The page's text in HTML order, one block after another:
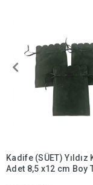
Kadife (SÜET) Yıldız
Adet 8,5 x12 cm Boy